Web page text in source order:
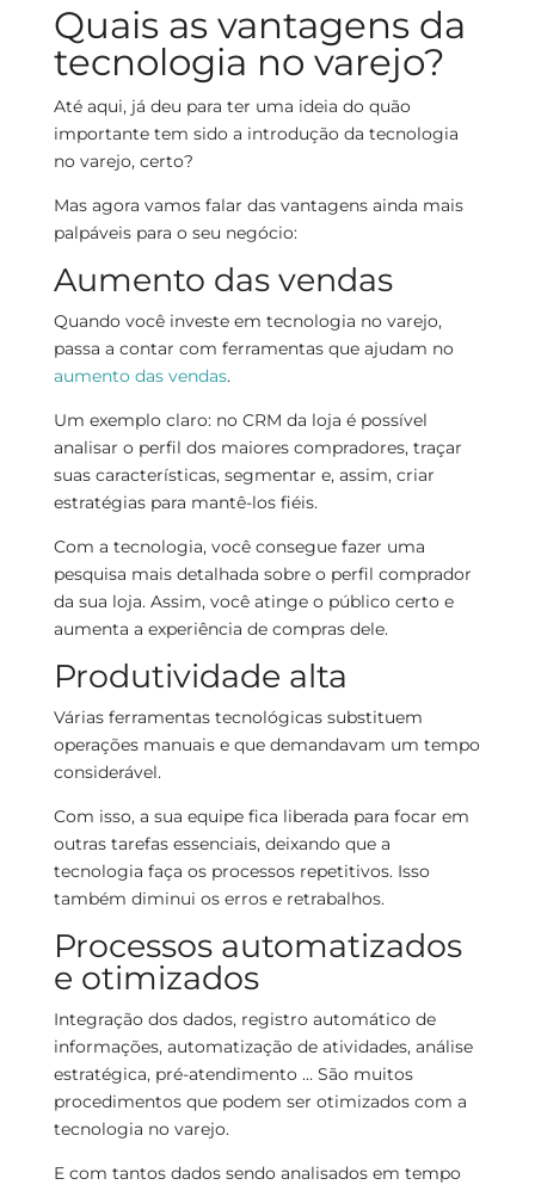
Quais as vantagens da
tecnologia no varejo?
Até aqui, já deu para ter uma ideia do quão
importante tem sido a introdução da tecnologia
no varejo, certo?
Mas agora vamos falar das vantagens ainda mais
palpáveis para o seu negócio:
Aumento das vendas
Quando você investe em tecnologia no varejo,
passa a contar com ferramentas que ajudam no
aumento das vendas.
Um exemplo claro: no CRM da loja é possível
analisar o perfil dos maiores compradores, traçar
suas características, segmentar e, assim, criar
estratégias para mantê-los fiéis.
Com a tecnologia, você consegue fazer uma
pesquisa mais detalhada sobre o perfil comprador
da sua loja. Assim, você atinge o público certo e
aumenta a experiência de compras dele.
Produtividade alta
Várias ferramentas tecnológicas substituem
operações manuais e que demandavam um tempo
considerável.
Com isso, a sua equipe fica liberada para focar em
outras tarefas essenciais, deixando que a
tecnologia faça os processos repetitivos. Isso
também diminui os erros e retrabalhos.
Processos automatizados
e otimizados
Integração dos dados, registro automático de
informações, automatização de atividades, análise
estratégica, pré-atendimento … São muitos
procedimentos que podem ser otimizados com a
tecnologia no varejo.
E com tantos dados sendo analisados em tempo